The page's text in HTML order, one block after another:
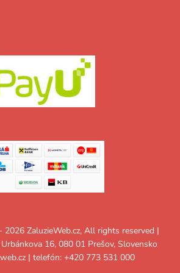
ZaluzieWeb.cz, All rights reserved |
16, 080 01 Prešov, Slovensko
| telefón: +420 773 531 000